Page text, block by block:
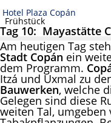
Hotel Plaza Copán
Frühstück
Tag 10: Mayastätte
Am heutigen Tag
Stadt Copán ein
dem Programm.
Itzá und Uxmal zu
Bauwerken, welche
Gelegen sind diese
weiten Tal,